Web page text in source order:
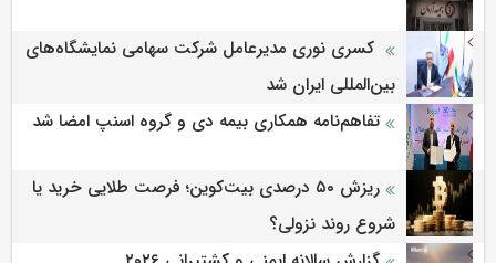
کسری نوری مدیرعامل شرکت سهامی نمایشگاه‌های
بین‌المللی ایران شد
تفاهم‌نامه همکاری بیمه دی و گروه اسنپ امضا شد
ریزش ۵۰ درصدی بیت‌کوین؛ فرصت طلایی خرید یا
شروع روند نزولی؟